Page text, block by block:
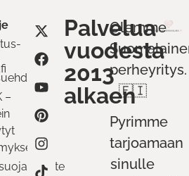
–
Palvelua
vuodesta
2013
alkaen
Olemme
perheyritys.
🇫🇮
Pyrimme
tarjoamaan
sinulle